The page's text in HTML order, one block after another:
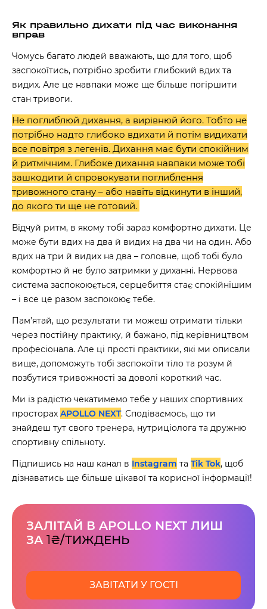
Як правильно дихати під час виконання
вправ
Чомусь багато людей вважають, що для того, щоб
заспокоїтись, потрібно зробити глибокий вдих та
видих. Але це навпаки може ще більше погіршити
стан тривоги.
Не поглиблюй дихання, а вирівнюй його. Тобто не
потрібно надто глибоко вдихати й потім видихати
все повітря з легенів. Дихання має бути спокійним
й ритмічним. Глибоке дихання навпаки може тобі
зашкодити й спровокувати поглиблення
тривожного стану – або навіть відкинути в інший,
до якого ти ще не готовий.
Відчуй ритм, в якому тобі зараз комфортно дихати. Це
може бути вдих на два й видих на два чи на один. Або
вдих на три й видих на два – головне, щоб тобі було
комфортно й не було затримки у диханні. Нервова
система заспокоюється, серцебиття стає спокійнішим
– і все це разом заспокоює тебе.
Пам’ятай, що результати ти можеш отримати тільки
через постійну практику, й бажано, під керівництвом
професіонала. Але ці прості практики, які ми описали
вище, допоможуть тобі заспокоїти тіло та розум й
позбутися тривожності за доволі короткий час.
Ми із радістю чекатимемо тебе у наших спортивних
просторах APOLLO NEXT. Сподіваємось, що ти
знайдеш тут свого тренера, нутриціолога та дружню
спортивну спільноту.
Підпишись на наш канал в Instagram та Tik Tok, щоб
дізнаватись ще більше цікавої та корисної інформації!
ЗАЛІТАЙ В APOLLO NEXT ЛИШ
ЗА 1₴/ТИЖДЕНЬ
ЗАВІТАТИ У ГОСТІ